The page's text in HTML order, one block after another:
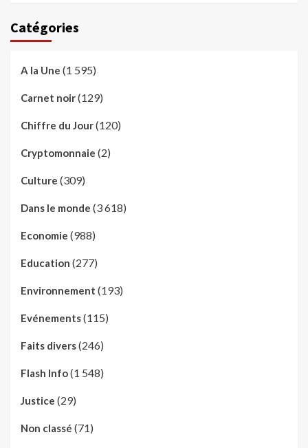
Catégories
A la Une (1 595)
Carnet noir(129)
Chiffre du Jour(120)
Cryptomonnaie (2)
Culture (309)
Dans le monde (3 618)
Economie (988)
Education (277)
Environnement (193)
Evénements(115)
Faits divers(246)
Flash Info(1 548)
Justice (29)
Non classé (71)